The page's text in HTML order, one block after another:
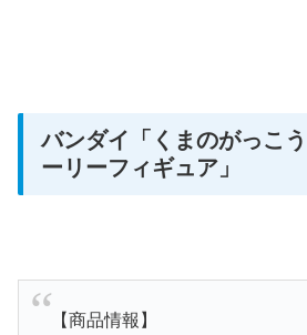
バンダイ 「くまのがっこ
ーリーフィギュア」
【商品情報】